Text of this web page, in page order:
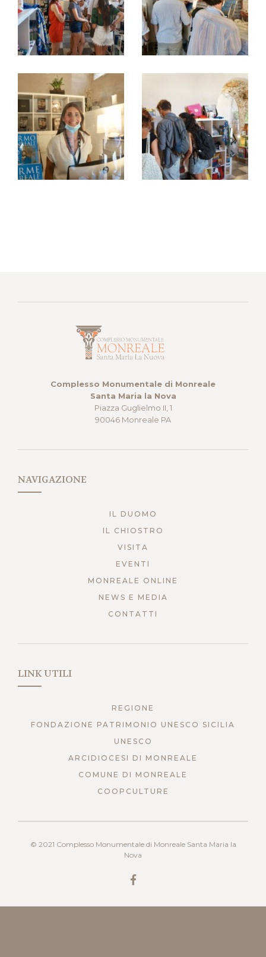
Complesso Monumentale di Monreale
Santa Maria la Nova
Piazza Guglielmo II, 1
90046 Monreale PA
NAVIGAZIONE
IL DUOMO
IL CHIOSTRO
VISITA
EVENTI
MONREALE ONLINE
NEWS E MEDIA
CONTATTI
LINK UTILI
REGIONE
FONDAZIONE PATRIMONIO UNESCO SICILIA
UNESCO
ARCIDIOCESI DI MONREALE
COMUNE DI MONREALE
COOPCULTURE
© 2021 Complesso Monumentale di Monreale Santa Maria la
Nova